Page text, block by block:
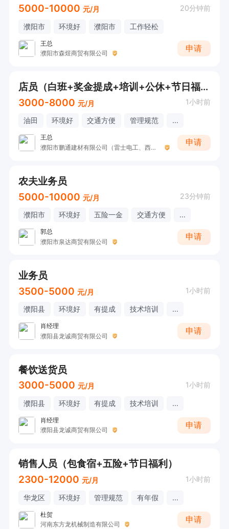
5000-10000 元/月 20分钟前
濮阳市 环境好 濮阳市 工作轻松
王总
濮阳市森煜商贸有限公司
申请
店员（白班+奖金提成+培训+公休+节日福利）
3000-8000 元/月 1小时前
油田 环境好 交通方便 管理规范 ...
王总
濮阳市鹏通建材有限公司（雷士电工、西顿照明、瑞尔特卫浴）
申请
农夫业务员
5000-10000 元/月 23分钟前
濮阳市 环境好 五险一金 交通方便 ...
郭总
濮阳市泉达商贸有限公司
申请
业务员
3500-5000 元/月 1小时前
濮阳县 环境好 有提成 技术培训 ...
肖经理
濮阳县龙诚商贸有限公司
申请
餐饮送货员
3000-5000 元/月 1小时前
濮阳县 环境好 有提成 技术培训 ...
肖经理
濮阳县龙诚商贸有限公司
申请
销售人员（包食宿+五险+节日福利）
2300-12000 元/月 1小时前
华龙区 环境好 管理规范 有年假 ...
杜贺
河南东方龙机械制造有限公司
申请